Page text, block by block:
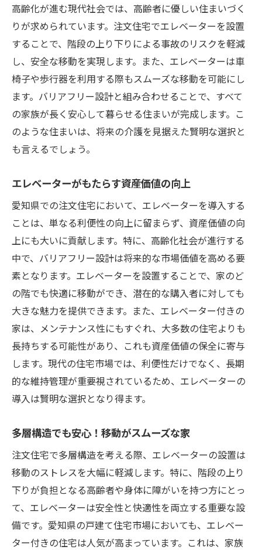
騒音対策と快適性の両立方法
メンテナンスのコストと頻度について
耐震性能を確保するための施工方法
費用対効果を比較！注文住宅にエレベーターを
設置する価値
初期投資とランニングコストのバランス
長期的な視点で見る利便性の評価
不動産価値への影響を考慮する
資産価値の維持と向上の秘訣
将来の価値を見据えた賢い選択
高齢化社会に対応するための注文住宅でのエレ
ベーター活用法
個別のニーズに応えるカスタマイズ例
安全で快適な移動環境の実現方法
家族のライフステージの変化に対応する
健康維持に役立つ住環境の提案
コミュニティの中での新しい役割
未来を見据えた住まいの設計
エレベーターが変える生活動線とデザインの可
能性
スペース効率を高める設計の工夫
現代的なインテリアとの融合例
視覚的な美しさと機能性の両立
クリエイティブな空間活用のアイデア
個性豊かな住まいを実現するために
愛知県での注文住宅選びにおけるエレベーター
高齢化が進む現代社会では、高齢者に優しい住まいづく
りが求められています。注文住宅でエレベーターを設置
することで、階段の上り下りによる事故のリスクを軽減
し、安全な移動を実現します。また、エレベーターは車
椅子や歩行器を利用する際もスムーズな移動を可能にし
ます。バリアフリー設計と組み合わせることで、すべて
の家族が長く安心して暮らせる住まいが完成します。こ
のような住まいは、将来の介護を見据えた賢明な選択と
も言えるでしょう。
エレベーターがもたらす資産価値の向上
愛知県での注文住宅において、エレベーターを導入する
ことは、単なる利便性の向上に留まらず、資産価値の向
上にも大いに貢献します。特に、高齢化社会が進行する
中で、バリアフリー設計は将来的な市場価値を高める要
素となります。エレベーターを設置することで、家のど
の階でも快適に移動ができ、潜在的な購入者に対しても
大きな魅力を提供できます。また、エレベーター付きの
家は、メンテナンス性にもすぐれ、大多数の住宅よりも
長持ちする可能性があり、これも資産価値の保全に寄与
します。現代の住宅市場では、利便性だけでなく、長期
的な維持管理が重要視されているため、エレベーターの
導入は賢明な選択となり得ます。
多層構造でも安心！移動がスムーズな家
注文住宅で多層構造を考える際、エレベーターの設置は
移動のストレスを大幅に軽減します。特に、階段の上り
下りが負担となる高齢者や身体に障がいを持つ方にとっ
て、エレベーターは安全性と快適性を両立する重要な設
備です。愛知県の戸建て住宅市場においても、エレベー
ター付きの住宅は人気が高まっています。これは、家族